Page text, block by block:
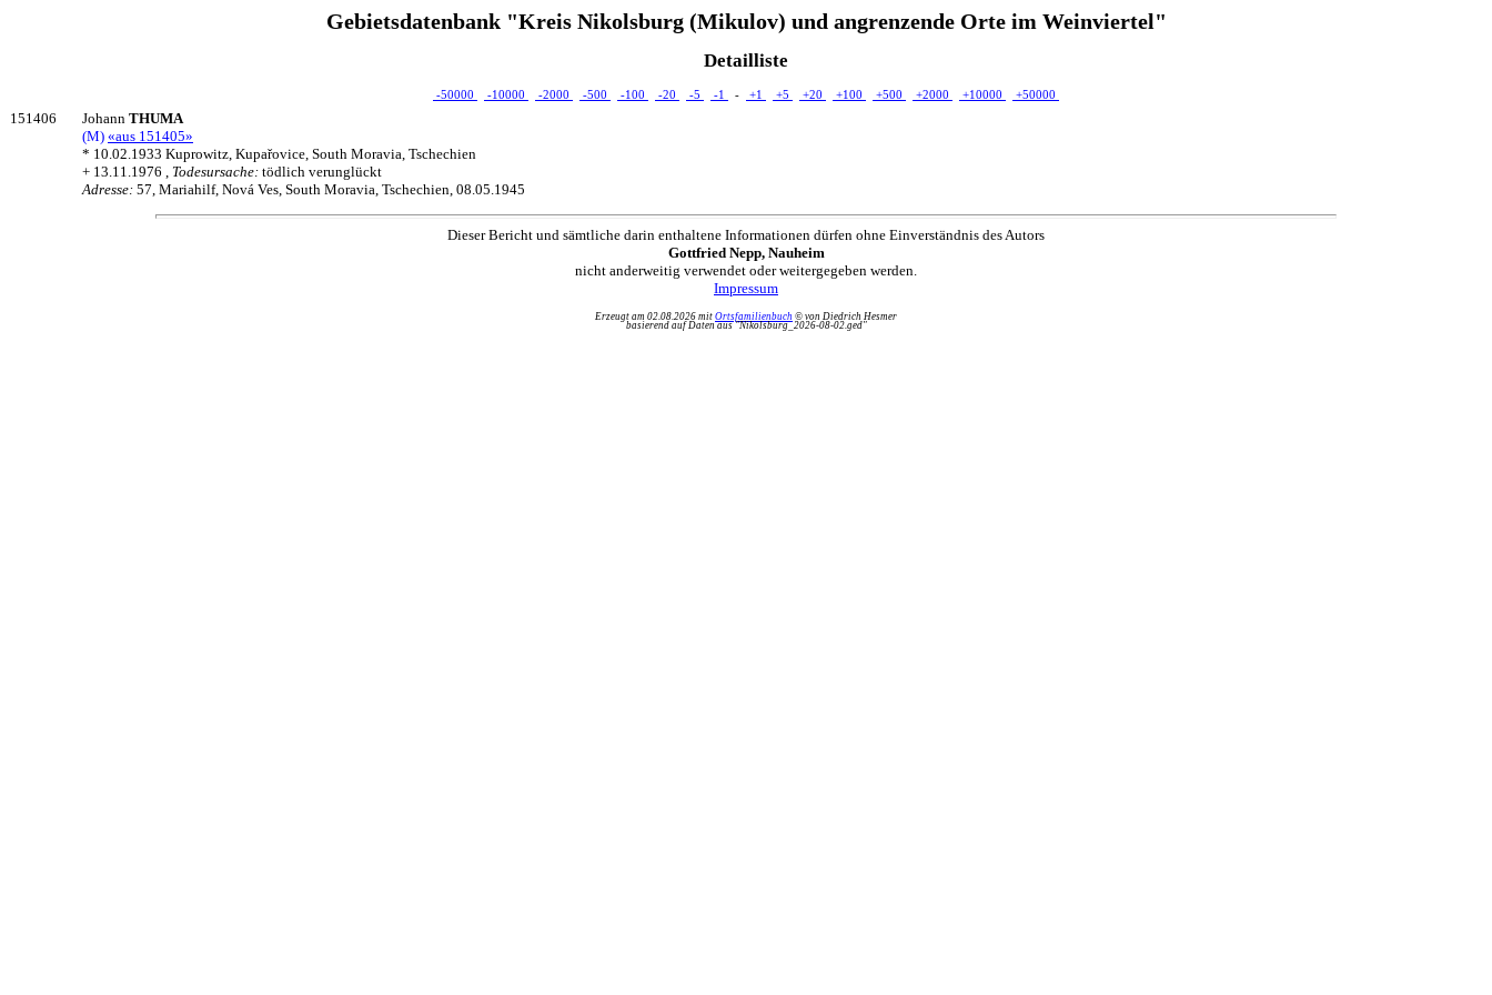
Gebietsdatenbank "Kreis Nikolsburg (Mikulov) und angrenzende Orte im Weinviertel"
Detailliste
-50000 -10000 -2000 -500 -100 -20 -5 -1 - +1 +5 +20 +100 +500 +2000 +10000 +50000
151406 Johann THUMA
(M) «aus 151405»
* 10.02.1933 Kuprowitz, Kupařovice, South Moravia, Tschechien
+ 13.11.1976 , Todesursache: tödlich verunglückt
Adresse: 57, Mariahilf, Nová Ves, South Moravia, Tschechien, 08.05.1945
Dieser Bericht und sämtliche darin enthaltene Informationen dürfen ohne Einverständnis des Autors
Gottfried Nepp, Nauheim
nicht anderweitig verwendet oder weitergegeben werden.
Impressum
Erzeugt am 02.08.2026 mit Ortsfamilienbuch © von Diedrich Hesmer
basierend auf Daten aus "Nikolsburg_2026-08-02.ged"